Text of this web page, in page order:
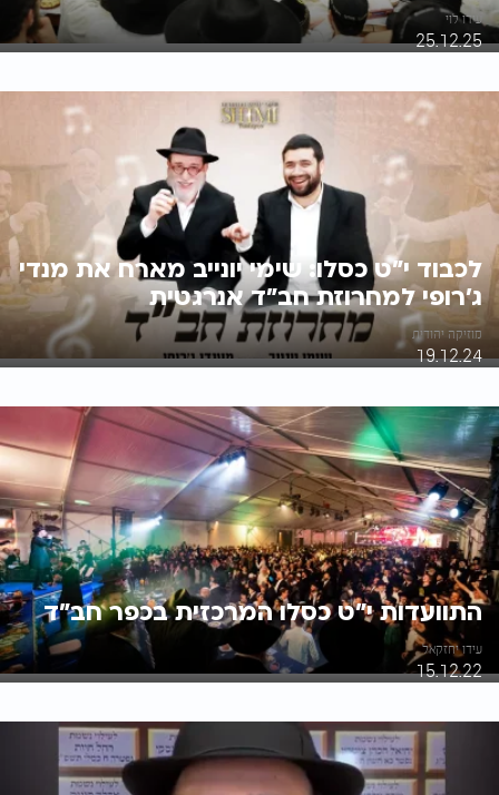
עידו לוי
25.12.25
לכבוד י"ט כסלו: שימי יונייב מארח את מנדי
ג'רופי למחרוזת חב"ד אנרגטית
מוזיקה יהודית
19.12.24
התוועדות י"ט כסלו המרכזית בכפר חב"ד
עידו יחזקאל
15.12.22